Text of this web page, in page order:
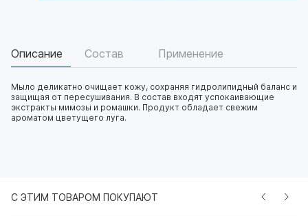
Описание Состав Применение
Мыло деликатно очищает кожу, сохраняя гидролипидный баланс и
защищая от пересушивания. В состав входят успокаивающие
экстракты мимозы и ромашки. Продукт обладает свежим
ароматом цветущего луга.
С ЭТИМ ТОВАРОМ ПОКУПАЮТ